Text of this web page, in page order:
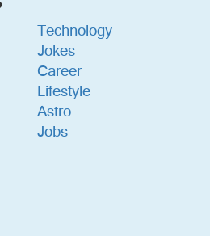
Technology
Jokes
Career
Lifestyle
Astro
Jobs